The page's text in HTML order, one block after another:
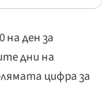
на ден за
дни на
цифра за